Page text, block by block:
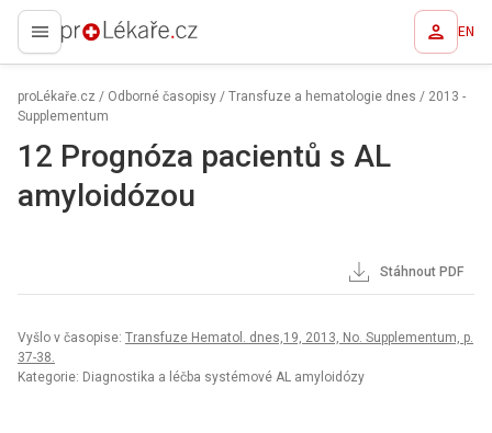
proLékaře.cz EN
proLékaře.cz / Odborné časopisy / Transfuze a hematologie dnes / 2013 -
Supplementum
12 Prognóza pacientů s AL
amyloidózou
Stáhnout PDF
Vyšlo v časopise: Transfuze Hematol. dnes,19, 2013, No. Supplementum, p.
37-38.
Kategorie: Diagnostika a léčba systémové AL amyloidózy